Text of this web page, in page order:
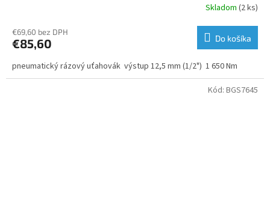
Skladom (2 ks)
€69,60 bez DPH
€85,60 Do košíka
pneumatický rázový uťahovák výstup 12,5 mm (1/2") 1 650 Nm
Kód: BGS7645